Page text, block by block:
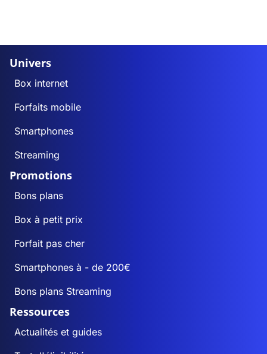
Univers
Box internet
Forfaits mobile
Smartphones
Streaming
Promotions
Bons plans
Box à petit prix
Forfait pas cher
Smartphones à - de 200€
Bons plans Streaming
Ressources
Actualités et guides